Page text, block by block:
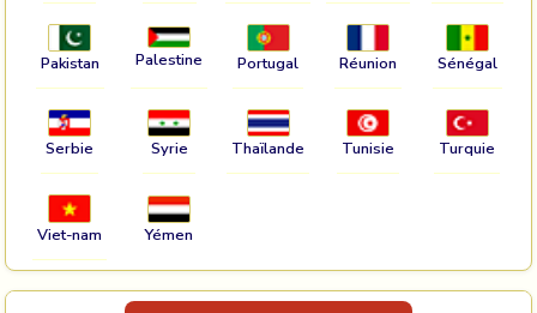
Pakistan Palestine Portugal Réunion Sénégal
Serbie Syrie Thaïlande Tunisie Turquie
Viet-nam Yémen